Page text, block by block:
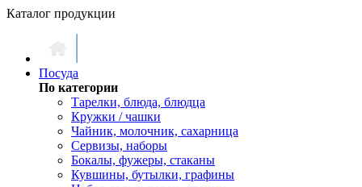
Каталог продукции
Посуда
По категории
Тарелки, блюда, блюдца
Кружки / чашки
Чайник, молочник, сахарница
Сервизы, наборы
Бокалы, фужеры, стаканы
Кувшины, бутылки, графины